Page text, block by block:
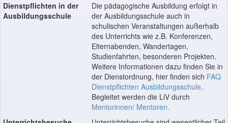
Dienstpflichten in der
Ausbildungsschule
Die pädagogische Ausbildung erfolgt in
der Ausbildungsschule auch in
schulischen Veranstaltungen außerhalb
des Unterrichts wie z.B. Konferenzen,
Elternabenden, Wandertagen,
Studienfahrten, besonderen Projekten.
Weitere Informationen dazu finden Sie in
der Dienstordnung, hier finden sich FAQ
Dienstpflichten Ausbildungsschule.
Begleitet werden die LiV durch
Mentorinnen/ Mentoren.